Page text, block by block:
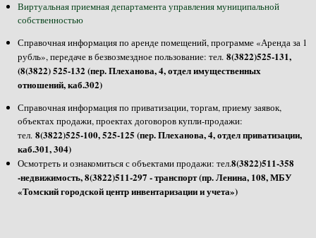
Виртуальная приемная департамента управления муниципальной
собственностью
Справочная информация по аренде помещений, программе «Аренда за 1
рубль», передаче в безвозмездное пользование: тел. 8(3822)525-131,
(8(3822) 525-132 (пер. Плеханова, 4, отдел имущественных
отношений, каб.302)
Справочная информация по приватизации, торгам, приему заявок,
объектах продажи, проектах договоров купли-продажи:
тел. 8(3822)525-100, 525-125 (пер. Плеханова, 4, отдел приватизации,
каб.301, 304)
Осмотреть и ознакомиться с объектами продажи: тел.8(3822)511-358
-недвижимость, 8(3822)511-297 - транспорт (пр. Ленина, 108, МБУ
«Томский городской центр инвентаризации и учета»)